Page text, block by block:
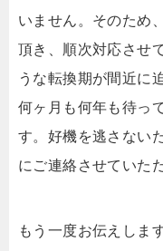
いません。そのため
頂き、順次対応させ
うな転換期が間近に
何ヶ月も何年も待っ
す。好機を逃さない
にご連絡させていた
もう一度お伝えしま